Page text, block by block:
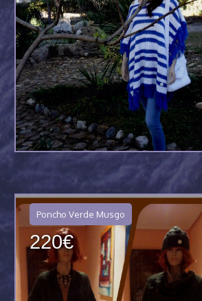
Poncho Verde Musgo
220€